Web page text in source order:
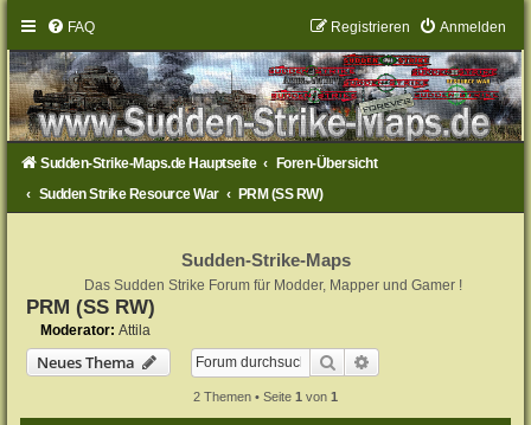
FAQ Anmelden
Registrieren
Sudden-Strike-Maps.de Hauptseite
Foren-Übersicht
Sudden Strike Resource War
PRM (SS RW)
Sudden-Strike-Maps
Das Sudden Strike Forum für Modder, Mapper und Gamer !
PRM (SS RW)
Moderator: Attila
Neues Thema Suche
2 Themen • Seite 1 von 1